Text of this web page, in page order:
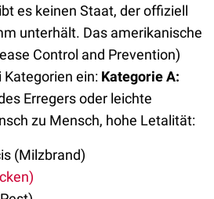
es keinen Staat, der offiziell
unterhält. Das amerikanische
Control and Prevention)
ein: Kategorie A:
Erregers oder leichte
zu Mensch, hohe Letalität:
(Milzbrand)